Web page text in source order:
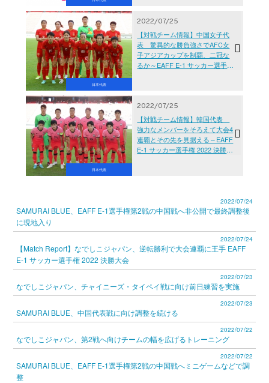
日本代表
2022/07/25
【対戦チーム情報】中国女子代
表 驚異的な勝負強さでAFC女
子アジアカップを制覇、二冠な
るか～EAFF E-1 サッカー選手権
日本代表
2022/07/25
【対戦チーム情報】韓国代表
強力なメンバーをそろえて大会4
連覇とその先を見据える～EAFF
E-1 サッカー選手権 2022 決勝大
2022/07/24
SAMURAI BLUE、EAFF E-1選手権第2戦の中国戦へ非公開で最終調整後
に現地入り
2022/07/24
【Match Report】なでしこジャパン、逆転勝利で大会連覇に王手 EAFF
E-1 サッカー選手権 2022 決勝大会
2022/07/23
なでしこジャパン、チャイニーズ・タイペイ戦に向け前日練習を実施
2022/07/23
SAMURAI BLUE、中国代表戦に向け調整を続ける
2022/07/22
なでしこジャパン、第2戦へ向けチームの幅を広げるトレーニング
2022/07/22
SAMURAI BLUE、EAFF E-1選手権第2戦の中国戦へミニゲームなどで調
整